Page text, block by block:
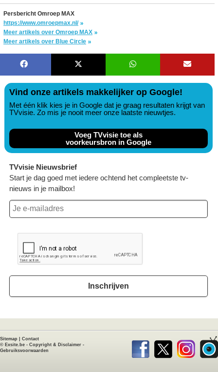
Persbericht Omroep MAX
https://www.omroepmax.nl/
Meer artikels over Omroep MAX
Meer artikels over Blue Circle
Vind onze artikels makkelijker op Google!
Met één klik kies je in Google dat je graag resultaten krijgt van
TVvisie. Zo mis je nooit meer onze laatste nieuwtjes.
Voeg TVvisie toe als
voorkeursbron in Google
TVvisie Nieuwsbrief
Start je dag goed met iedere ochtend het compleetste tv-
nieuws in je mailbox!
Inschrijven
Sitemap
Contact
© Exsite.be - Copyright & Disclaimer -
Gebruiksvoorwaarden